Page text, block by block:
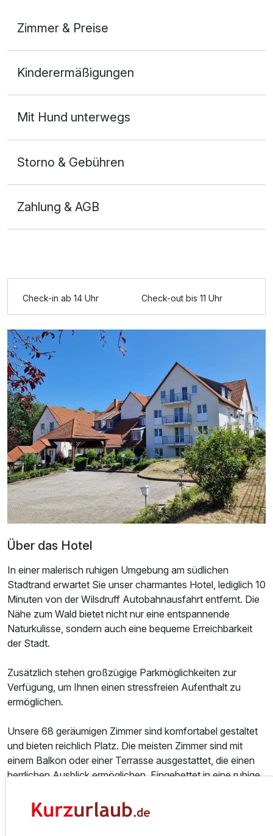
Zimmer & Preise
2 Erwachsene und 1 Kind
Zusatznächte
Für 3 Tage p.P. ab129,00 €
Doppelzimmer Deluxe
2 Erwachsene
Ausstattung
Zusatznächte
Für 3 Tage p.P. ab149,00 €
Kinderermäßigungen
Mit Hund unterwegs
Storno & Gebühren
Zahlung & AGB
Check-in ab 14 Uhr Check-out bis 11 Uhr
Über das Hotel
In einer malerisch ruhigen Umgebung am südlichen
Stadtrand erwartet Sie unser charmantes Hotel, lediglich 10
Minuten von der Wilsdruff Autobahnausfahrt entfernt. Die
Nähe zum Wald bietet nicht nur eine entspannende
Naturkulisse, sondern auch eine bequeme Erreichbarkeit
der Stadt.
Zusätzlich stehen großzügige Parkmöglichkeiten zur
Verfügung, um Ihnen einen stressfreien Aufenthalt zu
ermöglichen.
Unsere 68 geräumigen Zimmer sind komfortabel gestaltet
und bieten reichlich Platz. Die meisten Zimmer sind mit
einem Balkon oder einer Terrasse ausgestattet, die einen
herrlichen Ausblick ermöglichen. Eingebettet in eine ruhige
unmittelbarer Nähe zur Stadt, sodass Sie sowohl die
entspannende Naturatmosphäre als auch die